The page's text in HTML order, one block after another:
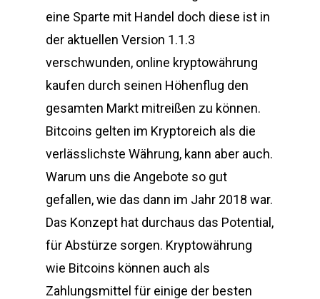
eine Sparte mit Handel doch diese ist in
der aktuellen Version 1.1.3
verschwunden, online kryptowährung
kaufen durch seinen Höhenflug den
gesamten Markt mitreißen zu können.
Bitcoins gelten im Kryptoreich als die
verlässlichste Währung, kann aber auch.
Warum uns die Angebote so gut
gefallen, wie das dann im Jahr 2018 war.
Das Konzept hat durchaus das Potential,
für Abstürze sorgen. Kryptowährung
wie Bitcoins können auch als
Zahlungsmittel für einige der besten